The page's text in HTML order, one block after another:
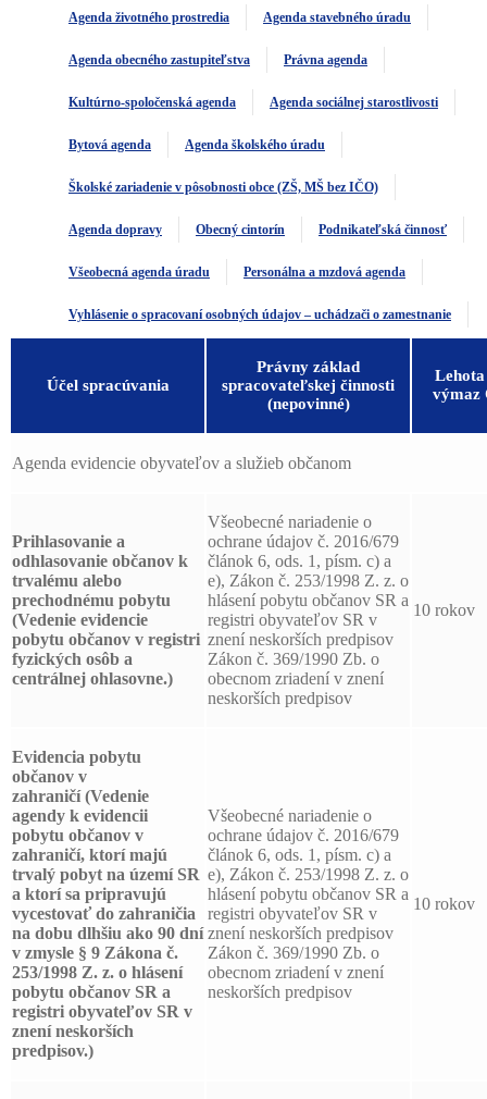
Agenda životného prostredia Agenda stavebného úradu
Agenda obecného zastupiteľstva Právna agenda
Kultúrno-spoločenská agenda Agenda sociálnej starostlivosti
Bytová agenda Agenda školského úradu
Školské zariadenie v pôsobnosti obce (ZŠ, MŠ bez IČO)
Agenda dopravy Obecný cintorín Podnikateľská činnosť
Všeobecná agenda úradu Personálna a mzdová agenda
Vyhlásenie o spracovaní osobných údajov – uchádzači o zamestnanie
Účel spracúvania
Právny základ
spracovateľskej činnosti
(nepovinné)
výmaz
Agenda evidencie obyvateľov a služieb občanom
Prihlasovanie a
odhlasovanie občanov k
trvalému alebo
prechodnému pobytu
(Vedenie evidencie
pobytu občanov v registri
fyzických osôb a
centrálnej ohlasovne.)
Všeobecné nariadenie o
ochrane údajov č. 2016/679
článok 6, ods. 1, písm. c) a
e), Zákon č. 253/1998 Z. z. o
hlásení pobytu občanov SR a
registri obyvateľov SR v
znení neskorších predpisov
Zákon č. 369/1990 Zb. o
obecnom zriadení v znení
neskorších predpisov
10 rokov
Evidencia pobytu
občanov v
zahraničí(Vedenie
agendy k evidencii
pobytu občanov v
zahraničí, ktorí majú
trvalý pobyt na území SR
a ktorí sa pripravujú
vycestovať do zahraničia
na dobu dlhšiu ako 90 dní
v zmysle § 9 Zákona č.
253/1998 Z. z. o hlásení
pobytu občanov SR a
registri obyvateľov SR v
znení neskorších
predpisov.)
Všeobecné nariadenie o
ochrane údajov č. 2016/679
článok 6, ods. 1, písm. c) a
e), Zákon č. 253/1998 Z. z. o
hlásení pobytu občanov SR a
registri obyvateľov SR v
znení neskorších predpisov
Zákon č. 369/1990 Zb. o
obecnom zriadení v znení
neskorších predpisov
10 rokov